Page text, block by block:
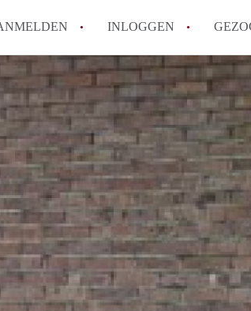
INLOGGEN
How to
Wat is
Wat is de
Berekent
Is
Appartement /
Alle veelgestelde